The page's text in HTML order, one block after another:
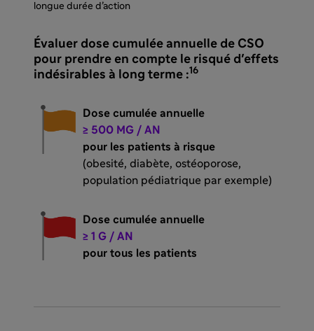
longue durée d’action
Évaluer dose cumulée annuelle de CSO
pour prendre en compte le risqué d'effets
indésirables à long terme :16
Dose cumulée annuelle
≥ 500 MG / AN
pour les patients à risque
(obesité, diabète, ostéoporose,
population pédiatrique par exemple)
Dose cumulée annuelle
≥ 1 G / AN
pour tous les patients